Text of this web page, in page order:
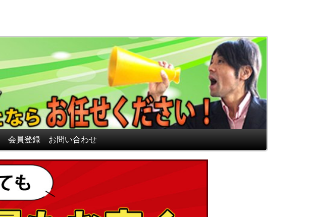
会員登録 お問い合わせ